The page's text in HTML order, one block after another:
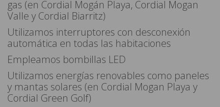
gas (en Cordial Mogán Playa, Cordial Mogan
Valle y Cordial Biarritz)
Utilizamos interruptores con desconexión
automática en todas las habitaciones
Empleamos bombillas LED
Utilizamos energías renovables como paneles
y mantas solares (en Cordial Mogan Playa y
Cordial Green Golf)